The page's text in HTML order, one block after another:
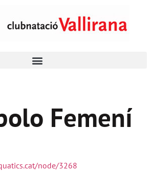
Femení
node/3268